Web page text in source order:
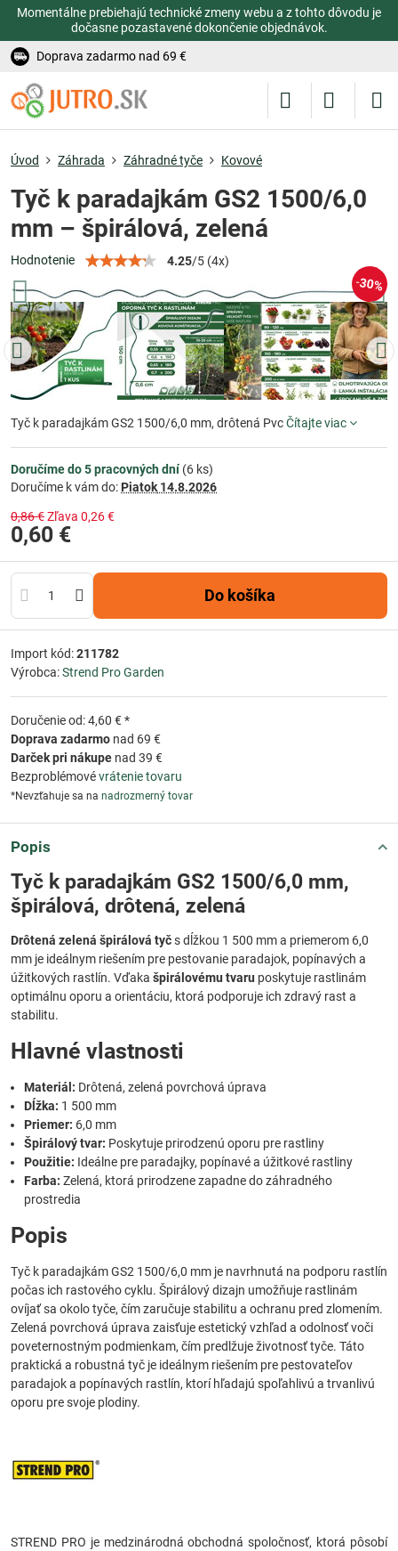
Momentálne prebiehajú technické zmeny webu a z tohto dôvodu je
dočasne pozastavené dokončenie objednávok.
Doprava zadarmo nad 69 €
30%
Úvod Záhrada Záhradné tyče Kovové
Tyč k paradajkám GS2 1500/6,0
mm – špirálová, zelená
Hodnotenie 4.25/5 (4x)
Tyč k paradajkám GS2 1500/6,0 mm, drôtená PvcČítajte viac
Doručíme do 5 pracovných dní(6 ks)
Doručíme k vám do: Piatok 14.8.2026
0,86 €Zľava 0,26 €
0,60 €
Do košíka
Import kód:211782
Výrobca:Strend Pro Garden
Doručenie od: 4,60 € *
Doprava zadarmo nad 69 €
Darček pri nákupe nad 39 €
Bezproblémovévrátenie tovaru
*Nevzťahuje sa na nadrozmerný tovar
Popis
Tyč k paradajkám GS2 1500/6,0 mm,
špirálová, drôtená, zelená
Drôtená zelená špirálová tyčs dĺžkou 1 500 mm a priemerom 6,0
mm je ideálnym riešením pre pestovanie paradajok, popínavých a
úžitkových rastlín. Vďaka špirálovému tvaru poskytuje rastlinám
optimálnu oporu a orientáciu, ktorá podporuje ich zdravý rast a
stabilitu.
Hlavné vlastnosti
Materiál: Drôtená, zelená povrchová úprava
Dĺžka: 1 500 mm
Priemer: 6,0 mm
Špirálový tvar: Poskytuje prirodzenú oporu pre rastliny
Použitie: Ideálne pre paradajky, popínavé a úžitkové rastliny
Farba: Zelená, ktorá prirodzene zapadne do záhradného
prostredia
Popis
Tyč k paradajkám GS2 1500/6,0 mm je navrhnutá na podporu rastlín
počas ich rastového cyklu. Špirálový dizajn umožňuje rastlinám
ovíjať sa okolo tyče, čím zaručuje stabilitu a ochranu pred zlomením.
Zelená povrchová úprava zaisťuje estetický vzhľad a odolnosť voči
poveternostným podmienkam, čím predlžuje životnosť tyče. Táto
praktická a robustná tyč je ideálnym riešením pre pestovateľov
paradajok a popínavých rastlín, ktorí hľadajú spoľahlivú a trvanlivú
oporu pre svoje plodiny.
STREND PRO je medzinárodná obchodná spoločnosť, ktorá pôsobí